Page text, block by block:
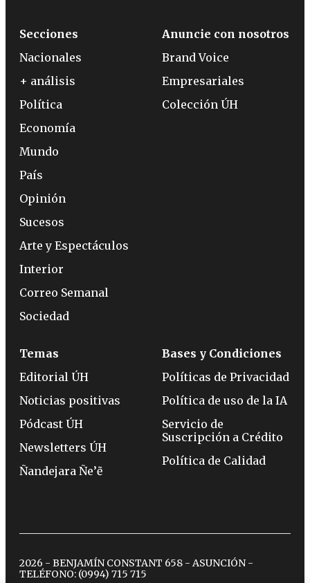
Secciones
Nacionales
+ análisis
Política
Economía
Mundo
País
Opinión
Sucesos
Arte y Espectáculos
Interior
Correo Semanal
Sociedad
Anuncie con nosotros
Brand Voice
Empresariales
Colección ÚH
Temas
Editorial ÚH
Noticias positivas
Pódcast ÚH
Newsletters ÚH
Ñandejara Ñe’ẽ
Bases y Condiciones
Políticas de Privacidad
Política de uso de la IA
Servicio de
Suscripción a Crédito
Política de Calidad
2026 - BENJAMÍN CONSTANT 658 - ASUNCIÓN -
TELÉFONO: (0994) 715 715